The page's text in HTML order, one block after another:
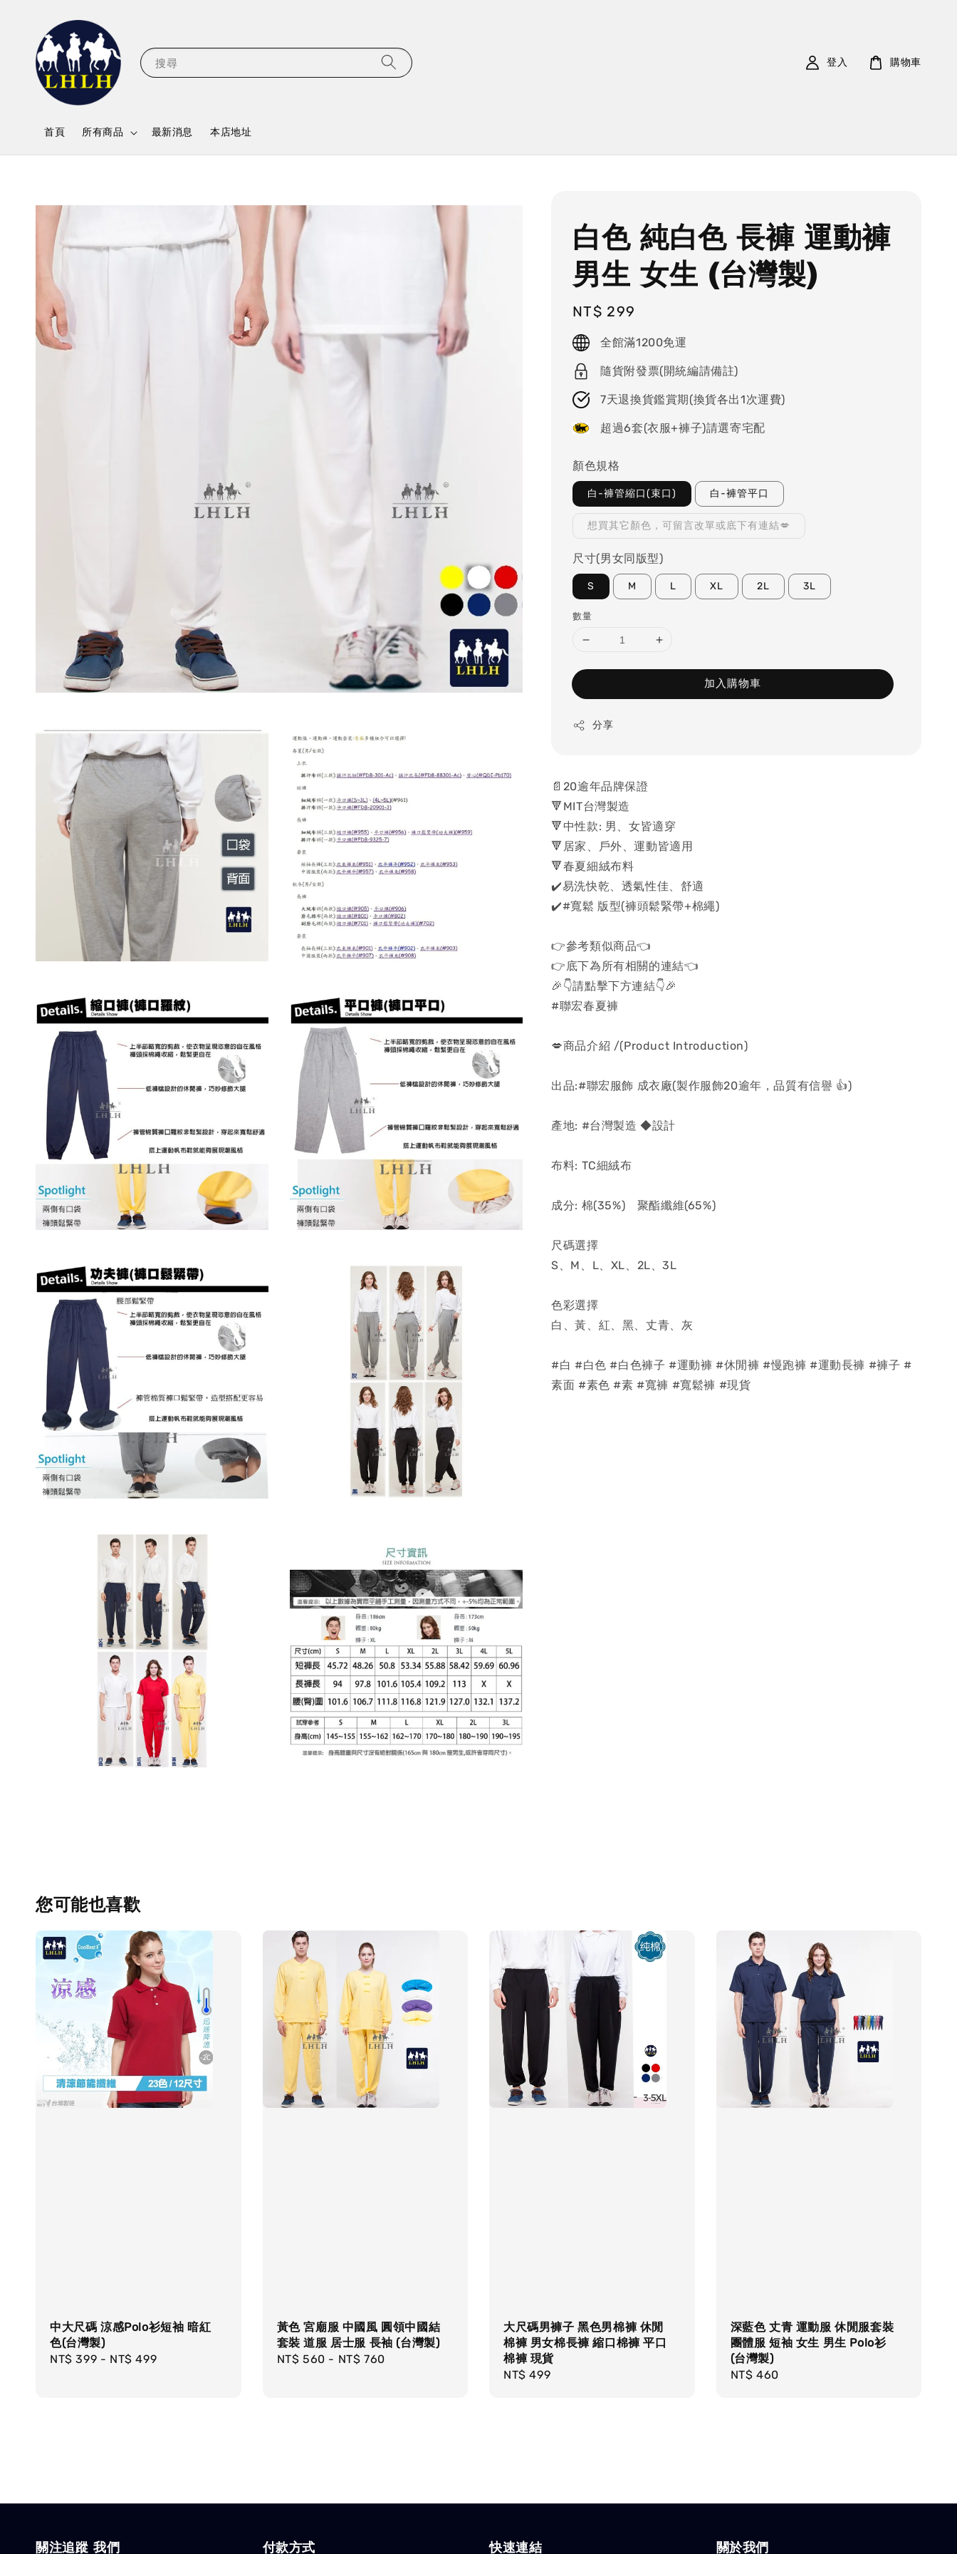
搜尋
首頁 所有商品 最新消息 本店地址
登入 購物車
白色 純白色 長褲 運動褲
男生 女生 (台灣製)
Regular
price
NT$ 299
全館滿1200免運
隨貨附發票(開統編請備註)
7天退換貨鑑賞期(換貨各出1次運費)
超過6套(衣服+褲子)請選寄宅配
顏色規格
白-褲管縮口(束口) 白-褲管平口
想買其它顏色，可留言改單或底下有連結💋
尺寸(男女同版型)
S M L XL 2L 3L
數量
加入購物車
分享
📄20逾年品牌保證
🔻MIT台灣製造
🔻中性款: 男、女皆適穿
🔻居家、戶外、運動皆適用
🔻春夏細絨布料
✔️易洗快乾、透氣性佳、舒適
✔️#寬鬆 版型(褲頭鬆緊帶+棉繩)
👉參考類似商品👈
👉底下為所有相關的連結👈
🎉👇請點擊下方連結👇🎉
#聯宏春夏褲
💋商品介紹 /(Product Introduction)
出品:#聯宏服飾 成衣廠(製作服飾20逾年，品質有信譽 👍)
產地: #台灣製造 ◆設計
布料: TC細絨布
成分: 棉(35%) 聚酯纖維(65%)
尺碼選擇
S、M、L、XL、2L、3L
色彩選擇
白、黃、紅、黑、丈青、灰
#白 #白色 #白色褲子 #運動褲 #休閒褲 #慢跑褲 #運動長褲 #褲子 #
素面 #素色 #素 #寬褲 #寬鬆褲 #現貨
您可能也喜歡
中大尺碼 涼感Polo衫短袖 暗紅
色(台灣製)
Regular
NT$ 399 - NT$ 499
黃色 宮廟服 中國風 圓領中國結
套裝 道服 居士服 長袖 (台灣製)
Regular
NT$ 560 - NT$ 760
大尺碼男褲子 黑色男棉褲 休閒
棉褲 男女棉長褲 縮口棉褲 平口
棉褲 現貨
Regular
NT$ 499
深藍色 丈青 運動服 休閒服套裝
團體服 短袖 女生 男生 Polo衫
(台灣製)
Regular
NT$ 460
關注追蹤 我們 付款方式 快速連結 關於我們